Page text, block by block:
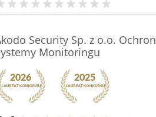
Security Sp. z o.o.
Monitoringu